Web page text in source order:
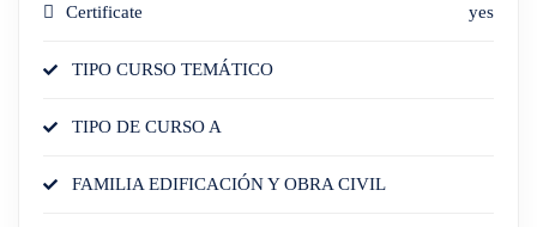
Certificate yes
TIPO CURSO TEMÁTICO
TIPO DE CURSO A
FAMILIA EDIFICACIÓN Y OBRA CIVIL